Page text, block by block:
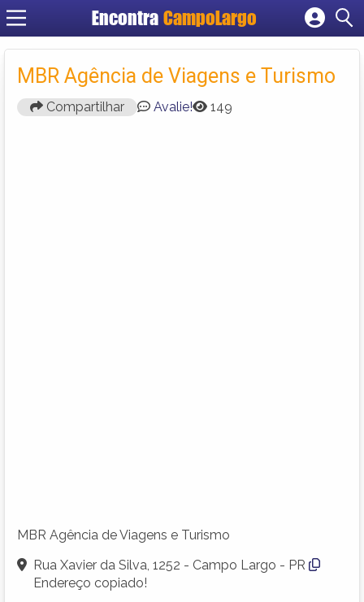
Encontra CampoLargo
Cadastrar empresa
Criar conta
MBR Agência de Viagens e Turismo
Compartilhar Avalie! 149
MBR Agência de Viagens e Turismo
Rua Xavier da Silva, 1252 - Campo Largo - PR
Endereço copiado!